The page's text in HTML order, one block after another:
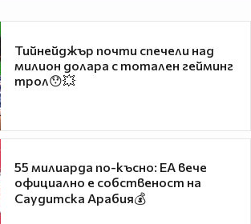
Тийнейджър почти спечели над
милион долара с тотален гейминг
трол😯💥
55 милиарда по-късно: EA вече
официално е собственост на
Саудитска Арабия💰